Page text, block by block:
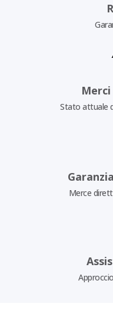
Stato attuale
Merce